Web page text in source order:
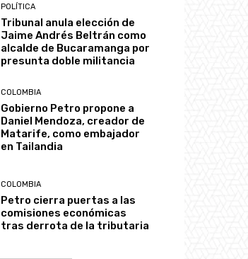
POLÍTICA
Tribunal anula elección de
Jaime Andrés Beltrán como
alcalde de Bucaramanga por
presunta doble militancia
COLOMBIA
Gobierno Petro propone a
Daniel Mendoza, creador de
Matarife, como embajador
en Tailandia
COLOMBIA
Petro cierra puertas a las
comisiones económicas
tras derrota de la tributaria